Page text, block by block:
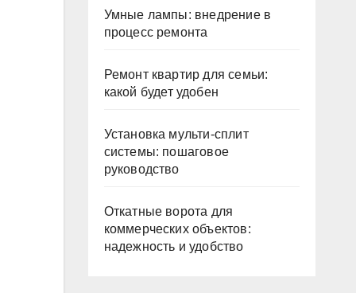
Умные лампы: внедрение в
процесс ремонта
Ремонт квартир для семьи:
какой будет удобен
Установка мульти-сплит
системы: пошаговое
руководство
Откатные ворота для
коммерческих объектов:
надежность и удобство